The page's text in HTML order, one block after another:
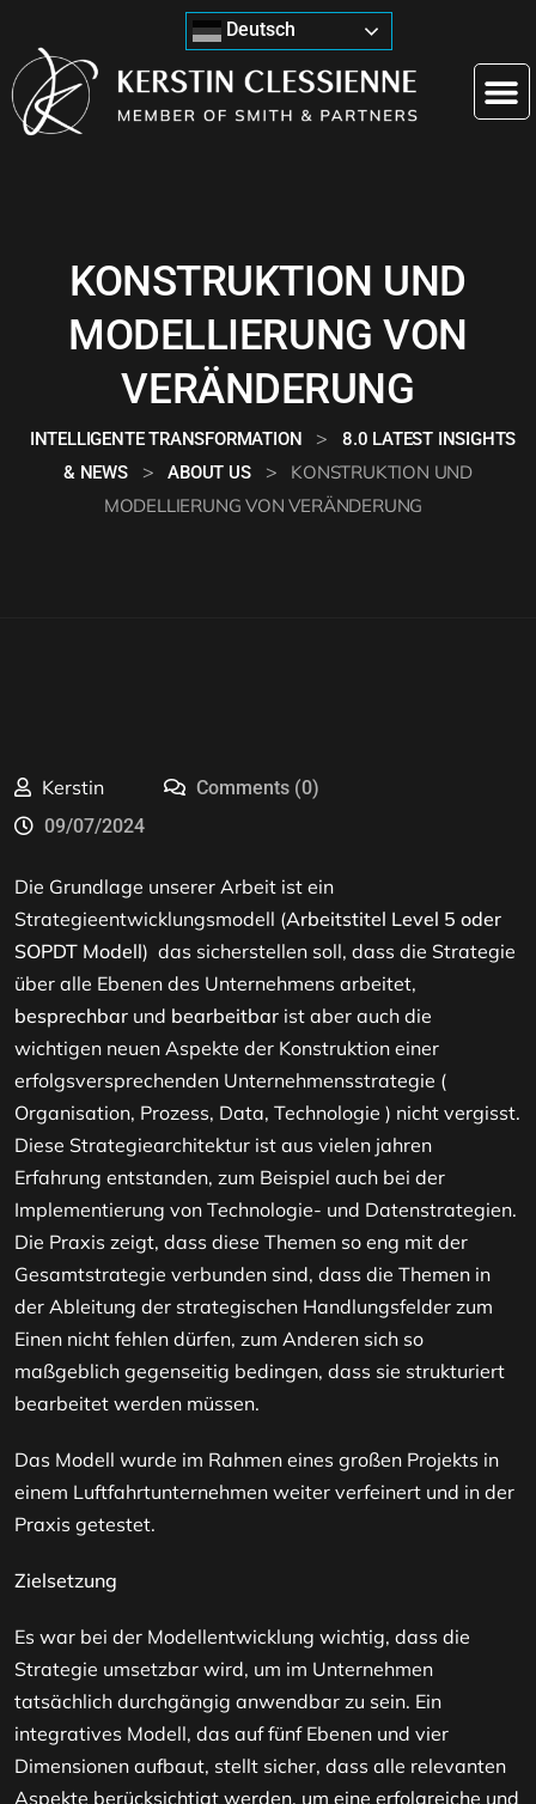
Deutsch
KONSTRUKTION UND
MODELLIERUNG VON
VERÄNDERUNG
INTELLIGENTE TRANSFORMATION >
8.0 LATEST INSIGHTS
& NEWS
> ABOUT US >
KONSTRUKTION UND
MODELLIERUNG VON VERÄNDERUNG
Kerstin
Comments (0)
09/07/2024
Die Grundlage unserer Arbeit ist ein
Strategieentwicklungsmodell (Arbeitstitel Level 5 oder
SOPDT Modell) das sicherstellen soll, dass die Strategie
über alle Ebenen des Unternehmens arbeitet,
besprechbar und bearbeitbar ist aber auch die
wichtigen neuen Aspekte der Konstruktion einer
erfolgsversprechenden Unternehmensstrategie (
Organisation, Prozess, Data, Technologie ) nicht vergisst.
Diese Strategiearchitektur ist aus vielen jahren
Erfahrung entstanden, zum Beispiel auch bei der
Implementierung von Technologie- und Datenstrategien.
Die Praxis zeigt, dass diese Themen so eng mit der
Gesamtstrategie verbunden sind, dass die Themen in
der Ableitung der strategischen Handlungsfelder zum
Einen nicht fehlen dürfen, zum Anderen sich so
maßgeblich gegenseitig bedingen, dass sie strukturiert
bearbeitet werden müssen.
Das Modell wurde im Rahmen eines großen Projekts in
einem Luftfahrtunternehmen weiter verfeinert und in der
Praxis getestet.
Zielsetzung
Es war bei der Modellentwicklung wichtig, dass die
Strategie umsetzbar wird, um im Unternehmen
tatsächlich durchgängig anwendbar zu sein. Ein
integratives Modell, das auf fünf Ebenen und vier
Dimensionen aufbaut, stellt sicher, dass alle relevanten
Aspekte berücksichtigt werden, um eine erfolgreiche und